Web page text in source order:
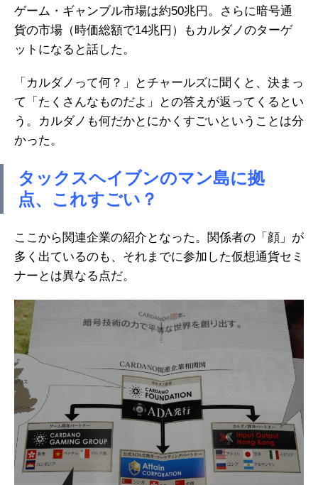
ゲーム・ギャンブル市場は約50兆円。さらに暗号通
貨の市場（時価総額で14兆円）もカルダノのターゲ
ットになると話した。
「カルダノって何？」とチャールズに聞くと、決まっ
て「たくさんなものだよ」との答えが返ってくるとい
う。カルダノも何だかとにかくすごいということは分
かった。
タックスヘイブンのマン島に拠
点、これすごい？
ここから関連企業の紹介となった。関係者の「顔」が
多く出ているのも、それまでに参加した仮想通貨セミ
ナーとは異なる点だ。